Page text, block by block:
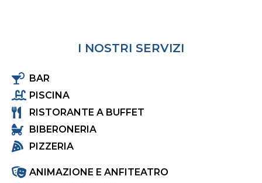
I NOSTRI SERVIZI
BAR
PISCINA
RISTORANTE A BUFFET
BIBERONERIA
PIZZERIA
ANIMAZIONE E ANFITEATRO